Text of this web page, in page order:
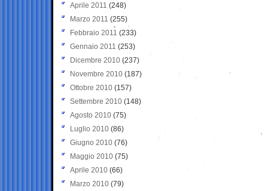
Aprile 2011 (248)
Marzo 2011 (255)
Febbraio 2011 (233)
Gennaio 2011 (253)
Dicembre 2010 (237)
Novembre 2010 (187)
Ottobre 2010 (157)
Settembre 2010 (148)
Agosto 2010 (75)
Luglio 2010 (86)
Giugno 2010 (76)
Maggio 2010 (75)
Aprile 2010 (66)
Marzo 2010 (79)